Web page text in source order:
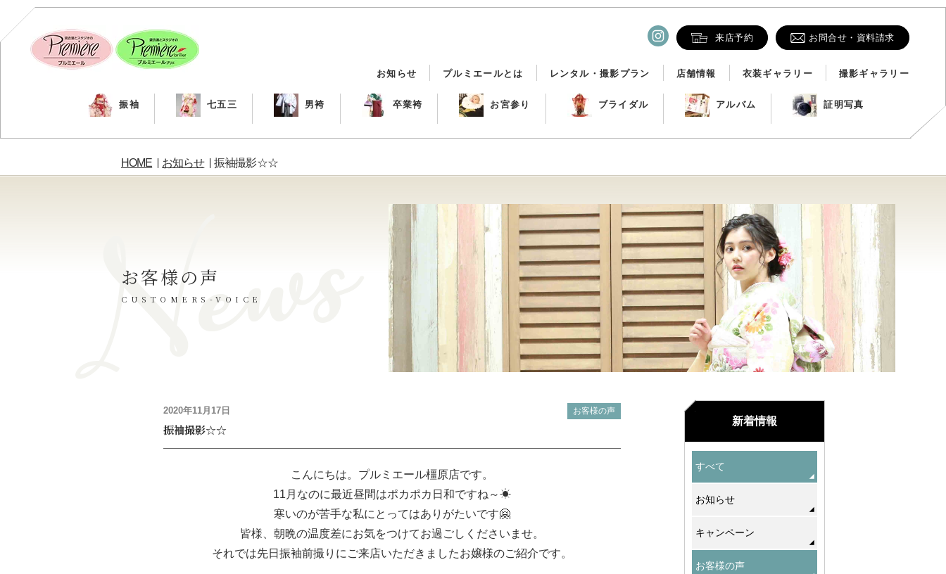
来店予約 お問合せ・資料請求
お知らせ プルミエールとは レンタル・撮影プラン 店舗情報 衣装ギャラリー 撮影ギャラリー
振袖 七五三 男袴 卒業袴 お宮参り ブライダル アルバム 証明写真
HOME お知らせ 振袖撮影☆☆
お客様の声
CUSTOMERS-VOICE
2020年11月17日 お客様の声
振袖撮影☆☆
こんにちは。プルミエール橿原店です。
11月なのに最近昼間はポカポカ日和ですね～☀
寒いのが苦手な私にとってはありがたいです🤗
皆様、朝晩の温度差にお気をつけてお過ごしくださいませ。
それでは先日振袖前撮りにご来店いただきましたお嬢様のご紹介です。
新着情報
すべて
お知らせ
キャンペーン
お客様の声